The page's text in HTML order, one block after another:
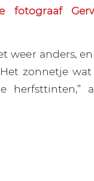
fotograaf
weer anders,
zonnetje wat
herfsttinten,”